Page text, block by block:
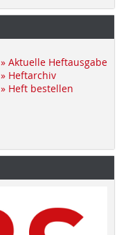
» Aktuelle Heftausgabe
» Heftarchiv
» Heft bestellen